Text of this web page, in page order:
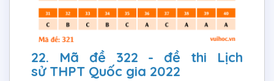
22. Mã đề 322 - đề thi Lịch
sử THPT Quốc gia 2022